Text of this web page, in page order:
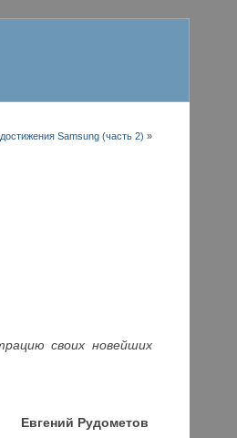
Samsung (часть 2) »
своих новейших
Евгений Рудометов